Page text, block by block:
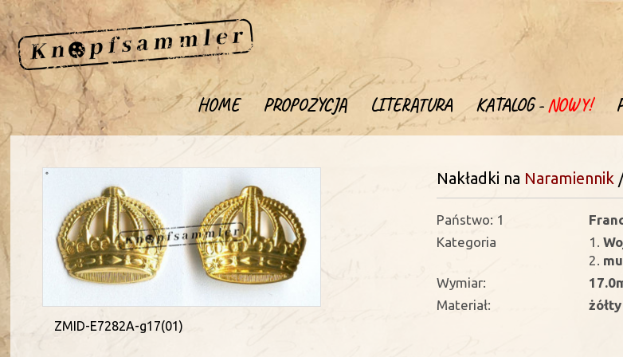
HOME PROPOZYCJA LITERATURA KATALOG -NOWY!
ZMID-E7282A-g17(01)
Nakładki na Naramiennik
Państwo: 1
Kategoria
1.
2.
Wymiar:
Materiał: